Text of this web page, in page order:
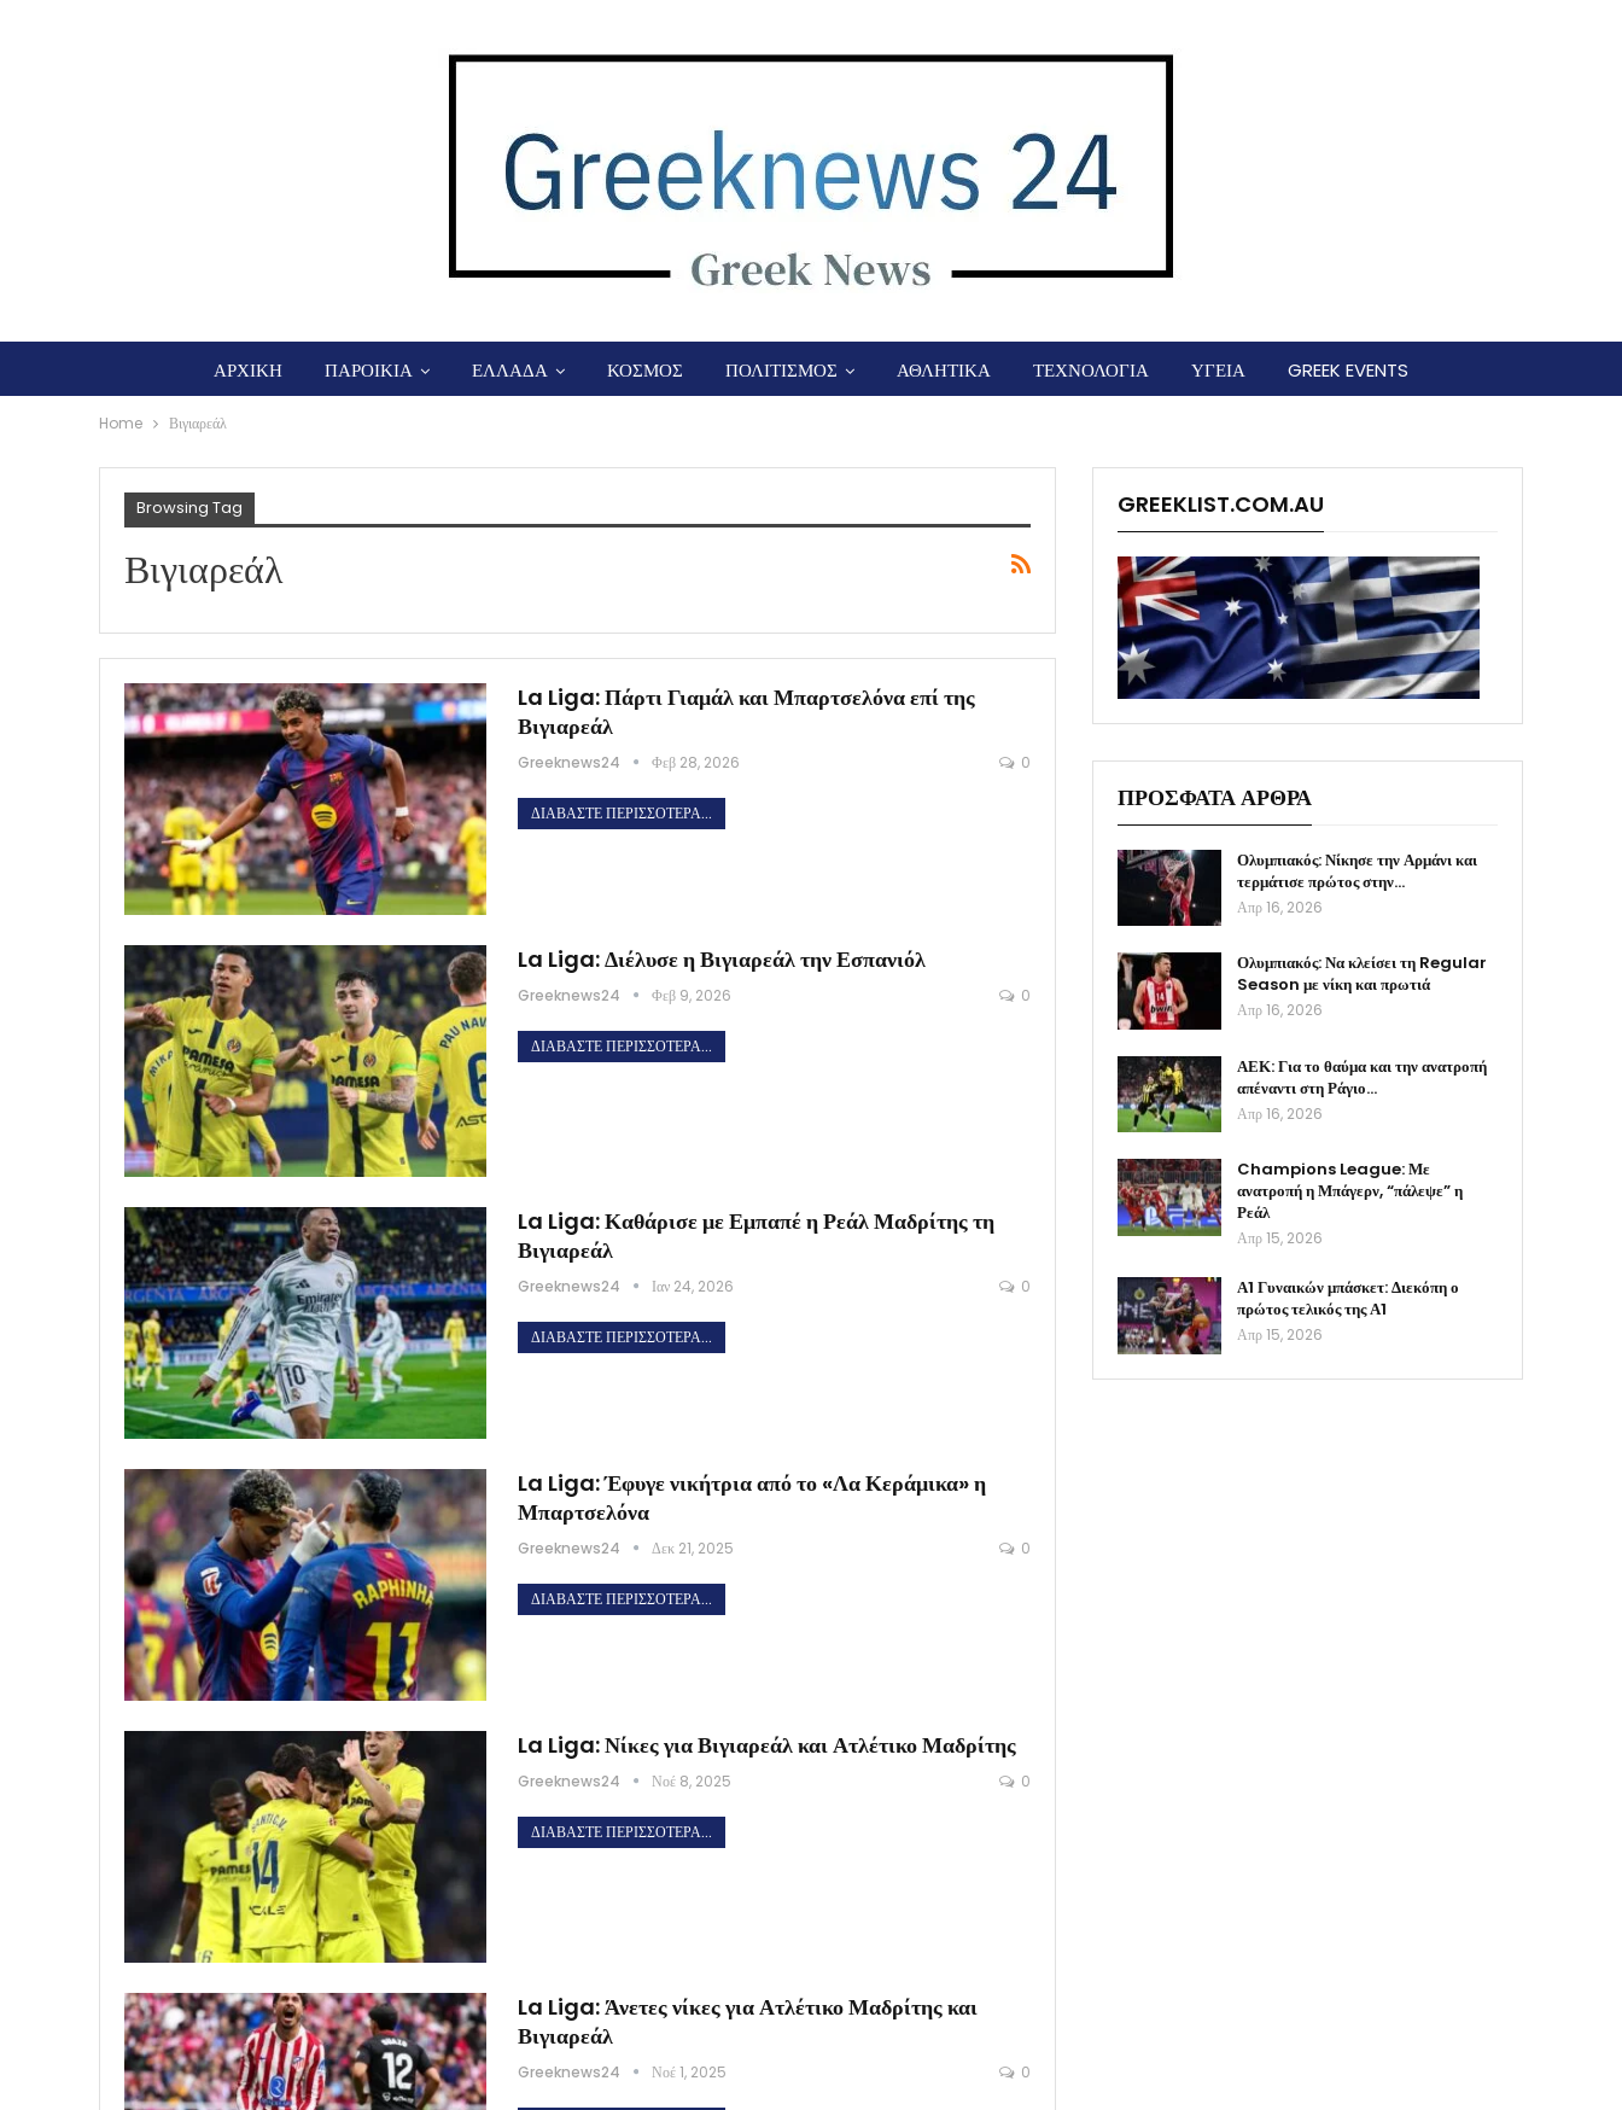
ΑΡΧΙΚΗ ΠΑΡΟΙΚΙΑ ΕΛΛΑΔΑ ΚΟΣΜΟΣ ΠΟΛΙΤΙΣΜΟΣ ΑΘΛΗΤΙΚΑ ΤΕΧΝΟΛΟΓΙΑ ΥΓΕΙΑ GREEK EVENTS
Home Βιγιαρεάλ
Browsing Tag
Βιγιαρεάλ
La Liga: Πάρτι Γιαμάλ και Μπαρτσελόνα επί της
Βιγιαρεάλ
Greeknews24 Φεβ 28, 2026 0
ΔΙΑΒΆΣΤΕ ΠΕΡΙΣΣΌΤΕΡΑ...
La Liga: Διέλυσε η Βιγιαρεάλ την Εσπανιόλ
Greeknews24 Φεβ 9, 2026 0
ΔΙΑΒΆΣΤΕ ΠΕΡΙΣΣΌΤΕΡΑ...
La Liga: Καθάρισε με Εμπαπέ η Ρεάλ Μαδρίτης τη
Βιγιαρεάλ
Greeknews24 Ιαν 24, 2026 0
ΔΙΑΒΆΣΤΕ ΠΕΡΙΣΣΌΤΕΡΑ...
La Liga: Έφυγε νικήτρια από το «Λα Κεράμικα» η
Μπαρτσελόνα
Greeknews24 Δεκ 21, 2025 0
ΔΙΑΒΆΣΤΕ ΠΕΡΙΣΣΌΤΕΡΑ...
La Liga: Νίκες για Βιγιαρεάλ και Ατλέτικο Μαδρίτης
Greeknews24 Νοέ 8, 2025 0
ΔΙΑΒΆΣΤΕ ΠΕΡΙΣΣΌΤΕΡΑ...
La Liga: Άνετες νίκες για Ατλέτικο Μαδρίτης και
Βιγιαρεάλ
Greeknews24 Νοέ 1, 2025 0
GREEKLIST.COM.AU
ΠΡΟΣΦΑΤΑ ΑΡΘΡΑ
Ολυμπιακός: Νίκησε την Αρμάνι και
τερμάτισε πρώτος στην…
Απρ 16, 2026
Ολυμπιακός: Να κλείσει τη Regular
Season με νίκη και πρωτιά
Απρ 16, 2026
ΑΕΚ: Για το θαύμα και την ανατροπή
απέναντι στη Ράγιο…
Απρ 16, 2026
Champions League: Με
ανατροπή η Μπάγερν, “πάλεψε” η
Ρεάλ
Απρ 15, 2026
Α1 Γυναικών μπάσκετ: Διεκόπη ο
πρώτος τελικός της Α1
Απρ 15, 2026